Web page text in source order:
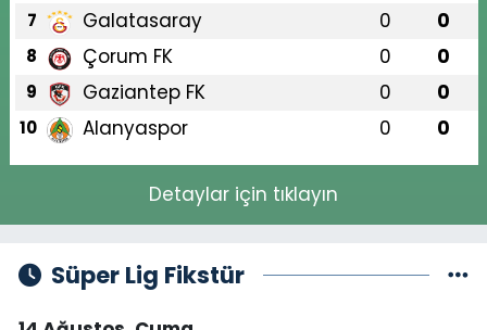
7 Galatasaray 0 0
8 Çorum FK 0 0
9 Gaziantep FK 0 0
10 Alanyaspor 0 0
Detaylar için tıklayın
Süper Lig Fikstür